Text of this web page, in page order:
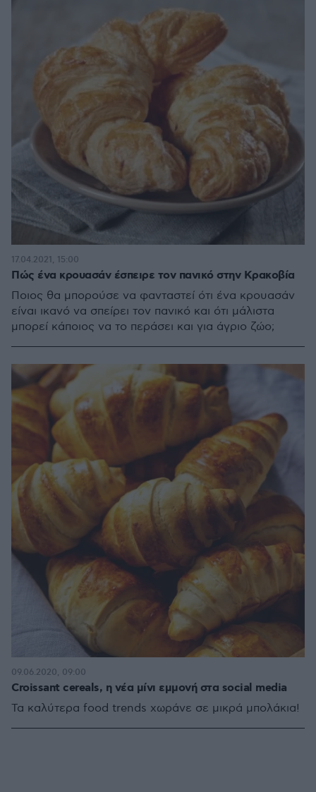
Πώς ένα κρουασάν έσπειρε τον πανικό στην Κρακοβία
Ποιος θα μπορούσε να φανταστεί ότι ένα κρουασάν
είναι ικανό να σπείρει τον πανικό και ότι μάλιστα
μπορεί κάποιος να το περάσει και για άγριο ζώο;
17.04.2021, 15:00
Croissant cereals, η νέα μίνι εμμονή στα social media
Τα καλύτερα food trends χωράνε σε μικρά μπολάκια!
09.06.2020, 09:00